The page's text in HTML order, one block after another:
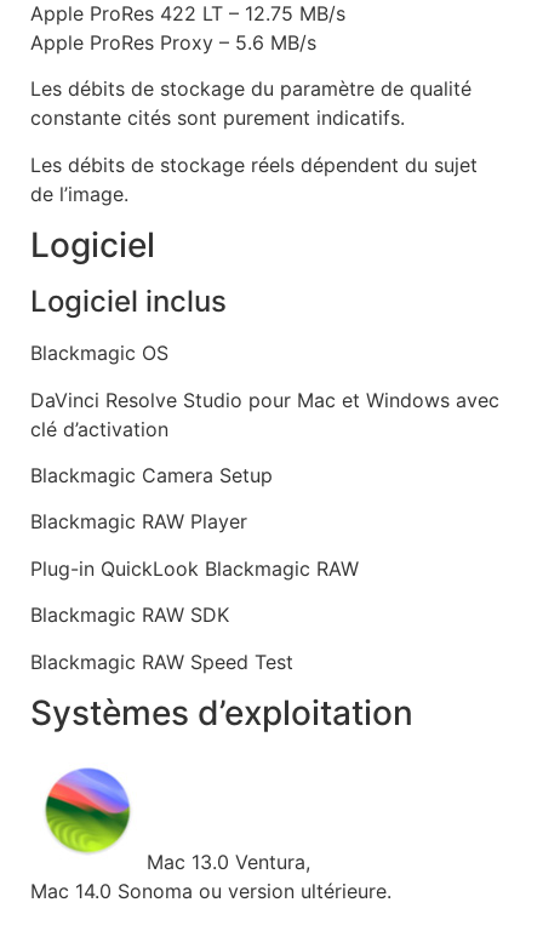
Apple ProRes 422 LT – 12.75 MB/s
Apple ProRes Proxy – 5.6 MB/s
Les débits de stockage du paramètre de qualité
constante cités sont purement indicatifs.
Les débits de stockage réels dépendent du sujet
de l’image.
Logiciel
Logiciel inclus
Blackmagic OS
DaVinci Resolve Studio pour Mac et Windows avec
clé d’activation
Blackmagic Camera Setup
Blackmagic RAW Player
Plug-in QuickLook Blackmagic RAW
Blackmagic RAW SDK
Blackmagic RAW Speed Test
Systèmes d’exploitation
Mac 13.0 Ventura,
Mac 14.0 Sonoma ou version ultérieure.